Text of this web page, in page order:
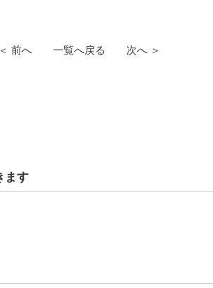
＜ 前へ 一覧へ戻る 次へ ＞
ます